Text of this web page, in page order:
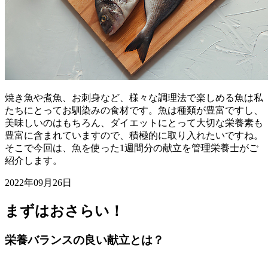
焼き魚や煮魚、お刺身など、様々な調理法で楽しめる魚は私
たちにとってお馴染みの食材です。魚は種類が豊富ですし、
美味しいのはもちろん、ダイエットにとって大切な栄養素も
豊富に含まれていますので、積極的に取り入れたいですね。
そこで今回は、魚を使った1週間分の献立を管理栄養士がご
紹介します。
2022年09月26日
まずはおさらい！
栄養バランスの良い献立とは？